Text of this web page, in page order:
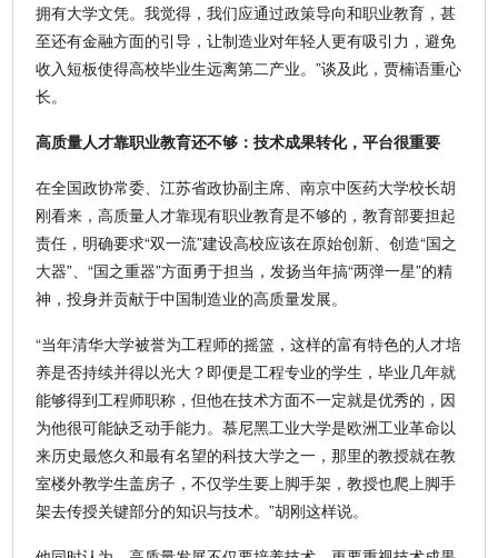
拥有大学文凭。我觉得，我们应通过政策导向和职业教育，甚
至还有金融方面的引导，让制造业对年轻人更有吸引力，避免
收入短板使得高校毕业生远离第二产业。”谈及此，贾楠语重心
长。
高质量人才靠职业教育还不够：技术成果转化，平台很重要
在全国政协常委、江苏省政协副主席、南京中医药大学校长胡
刚看来，高质量人才靠现有职业教育是不够的，教育部要担起
责任，明确要求“双一流”建设高校应该在原始创新、创造“国之
大器”、“国之重器”方面勇于担当，发扬当年搞“两弹一星”的精
神，投身并贡献于中国制造业的高质量发展。
“当年清华大学被誉为工程师的摇篮，这样的富有特色的人才培
养是否持续并得以光大？即便是工程专业的学生，毕业几年就
能够得到工程师职称，但他在技术方面不一定就是优秀的，因
为他很可能缺乏动手能力。慕尼黑工业大学是欧洲工业革命以
来历史最悠久和最有名望的科技大学之一，那里的教授就在教
室楼外教学生盖房子，不仅学生要上脚手架，教授也爬上脚手
架去传授关键部分的知识与技术。”胡刚这样说。